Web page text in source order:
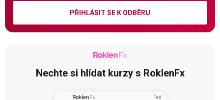
PŘIHLÁSIT SE K ODBĚRU
Nechte si hlídat kurzy s RoklenFx